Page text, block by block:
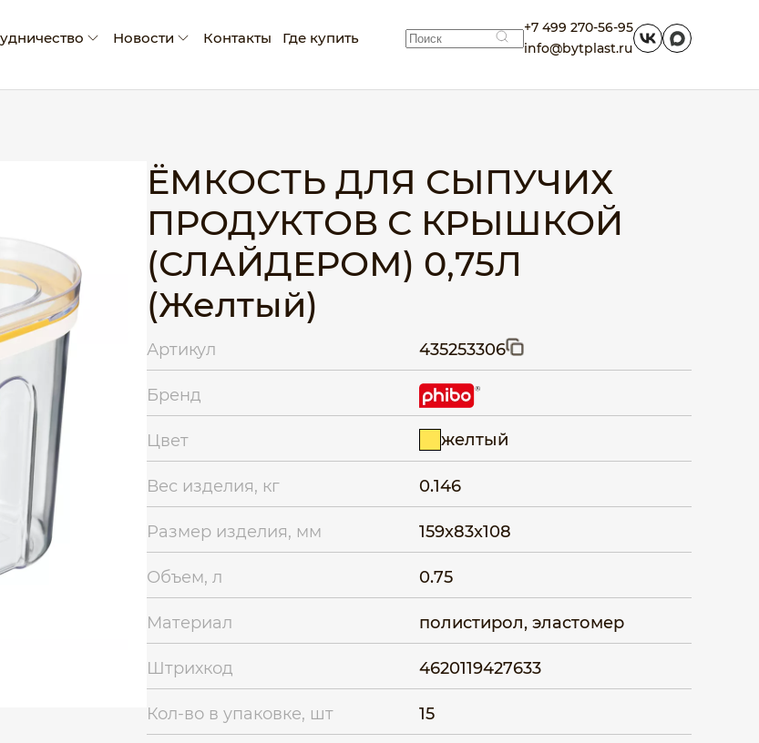
социальная ответственность
сотрудничества
промо-продукции
на производство
Новости
Новости
Контакты Где купить
+7 499 270-56-95
info@bytplast.ru
ЁМКОСТЬ ДЛЯ СЫПУЧИХ
ПРОДУКТОВ С КРЫШКОЙ
(СЛАЙДЕРОМ) 0,75Л
(Желтый)
Артикул 435253306
Бренд
Цвет желтый
Вес изделия, кг 0.146
Размер изделия, мм 159x83x108
Объем, л 0.75
Материал полистирол, эластомер
Штрихкод 4620119427633
Кол-во в упаковке, шт 15